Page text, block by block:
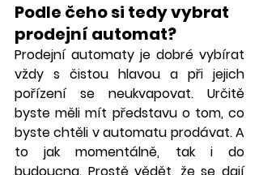
Podle čeho si tedy vybrat
prodejní automat?
Prodejní automaty je dobré vybírat
vždy s čistou hlavou a při jejich
pořízení se neukvapovat. Určitě
byste měli mít představu o tom, co
byste chtěli v automatu prodávat. A
to jak momentálně, tak i do